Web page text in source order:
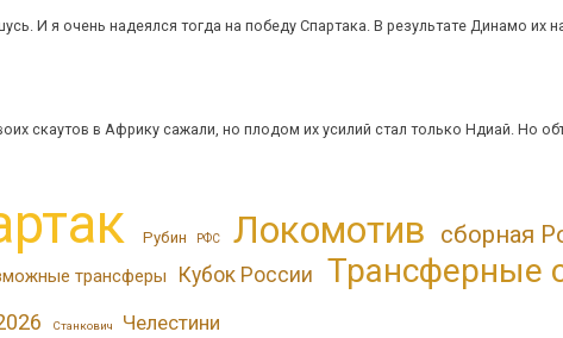
И я очень надеялся тогда на победу Спартака. В результате Динамо их
скаутов в Африку сажали, но плодом их усилий стал только Ндиай. Но
Рубин РФС Локомотив сборная
трансферы Кубок России Трансферные
Станкович Челестини